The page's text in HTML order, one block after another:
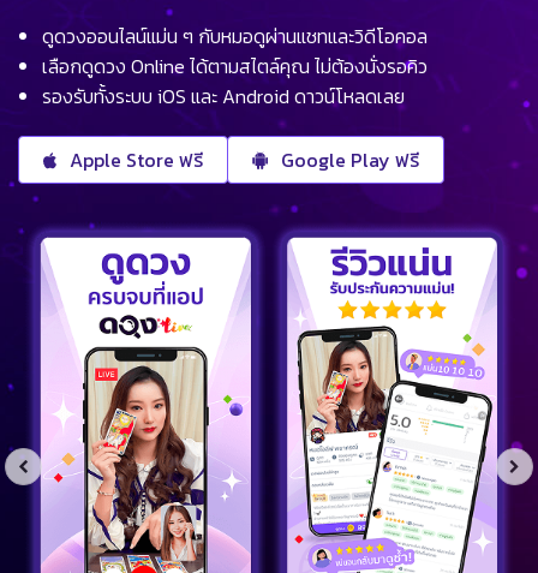
ดูดวงออนไลน์แม่น ๆ กับหมอดูผ่านแชทและวิดีโอคอล
เลือกดูดวง Online ได้ตามสไตล์คุณ ไม่ต้องนั่งรอคิว
รองรับทั้งระบบ iOS และ Android ดาวน์โหลดเลย
Apple Store ฟรี Google Play ฟรี